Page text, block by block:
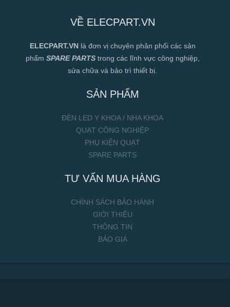
VỀ ELECPART.VN
ELECPART.VN là đơn vị chuyên phân phối các sản
phẩm SPARE PARTStrong các lĩnh vực công nghiệp,
sửa chữa và bảo trì thiết bị.
SẢN PHẨM
ĐÈN LED Y KHOA / NHA KHOA
QUẠT CÔNG NGHIỆP
PHỤ KIỆN QUẠT
SPARE PARTS
TƯ VẤN MUA HÀNG
CHÍNH SÁCH BẢO HÀNH
GIỚI THIỆU
THÔNG TIN
BÁO GIÁ